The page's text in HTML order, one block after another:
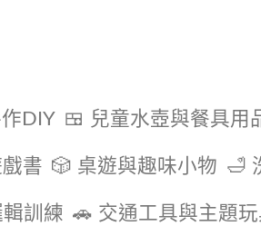
DIY 🍱 兒童水壺與餐具用
書 🎲 桌遊與趣味小物 🛁
訓練 🚗 交通工具與主題玩